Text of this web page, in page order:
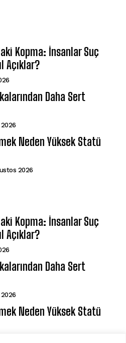
Kopma: İnsanlar Suç
Açıklar?
Daha Sert
Neden Yüksek Statü
2026
Kopma: İnsanlar Suç
Açıklar?
Daha Sert
Neden Yüksek Statü